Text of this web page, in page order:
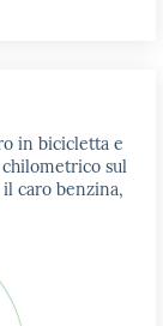
in bicicletta e
sul
caro benzina,